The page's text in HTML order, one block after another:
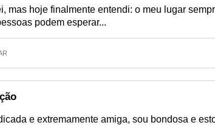
mas hoje finalmente entendi: o meu lugar
podem esperar...
e extremamente amiga, sou bondosa e